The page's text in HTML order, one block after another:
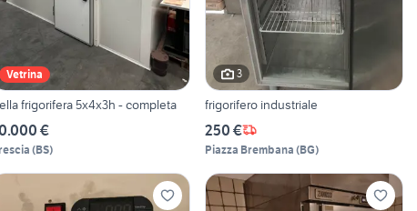
Vetrina
frigorifera 5x4x3h - completa
€
(BS)
3
frigorifero industriale
250 €
Piazza Brembana (BG)